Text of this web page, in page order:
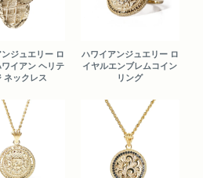
ジュエリー ロ
イアン ヘリテ
ネックレス
ハワイアンジュエリー ロ
イヤルエンブレムコイン
リング